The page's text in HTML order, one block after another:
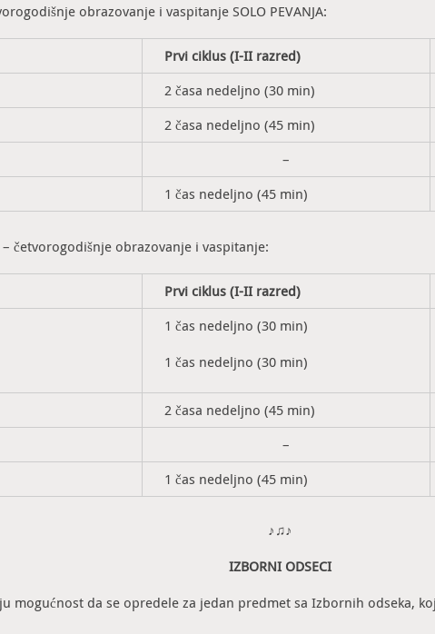
obrazovanje i vaspitanje SOLO PEVANJA:
Prvi ciklus (I-II razred)
2 časa nedeljno (30 min)
2 časa nedeljno (45 min)
–
1 čas nedeljno (45 min)
četvorogodišnje obrazovanje i vaspitanje:
Prvi ciklus (I-II razred)
1 čas nedeljno (30 min)
1 čas nedeljno (30 min)
2 časa nedeljno (45 min)
–
1 čas nedeljno (45 min)
♪♫♪
IZBORNI ODSECI
mogućnost da se opredele za jedan predmet sa Izbornih odseka,